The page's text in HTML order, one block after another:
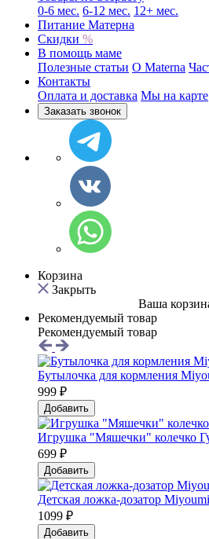
0-6 мес. 6-12 мес. 12+ мес.
Питание Матерна
Скидки %
В помощь маме
Полезные статьи O Materna
Контакты
Оплата и доставка Мы на карте
Заказать звонок
Корзина
Закрыть
Ваша
Рекомендуемый товар
Рекомендуемый товар
Бутылочка для кормления
999 ₽
Добавить
Игрушка "Мяшечки" колечко
699 ₽
Добавить
Детская ложка-дозатор
1099 ₽
Добавить